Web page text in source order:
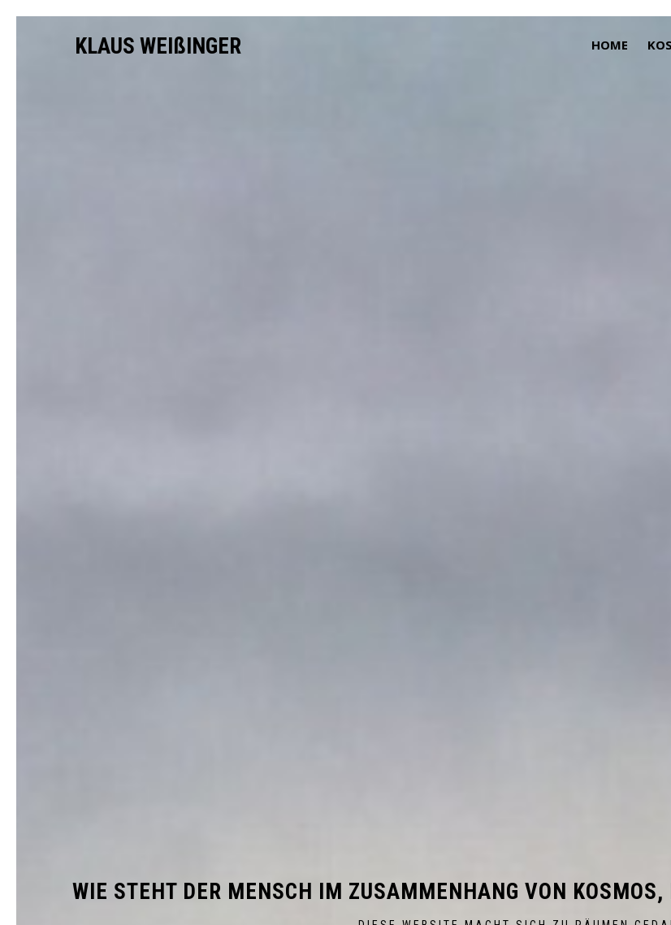
KLAUS WEIßINGER HOME
WIE STEHT DER MENSCH IM ZUSAMMENHANG VON KOSMOS,